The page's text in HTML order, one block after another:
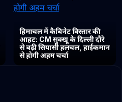
हिमाचल में कैबिनेट विस्तार की
आहट: CM सुक्खू के दिल्ली दौरे
से बढ़ी सियासी हलचल, हाईकमान
से होगी अहम चर्चा